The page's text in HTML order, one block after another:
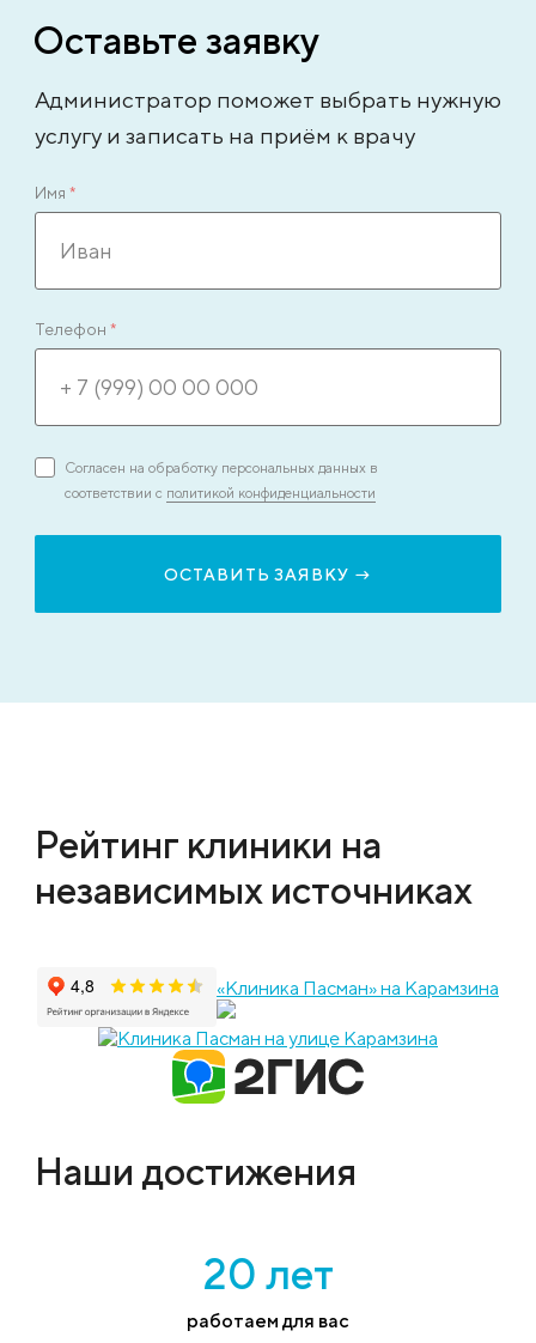
Оставьте заявку
Администратор поможет выбрать нужную
услугу и записать на приём к врачу
Имя *
Телефон *
Согласен на обработку персональных данных в
соответствии с политикой конфиденциальности
Рейтинг клиники на
независимых источниках
«Клиника Пасман» на Карамзина
Наши достижения
20 лет
работаем для вас